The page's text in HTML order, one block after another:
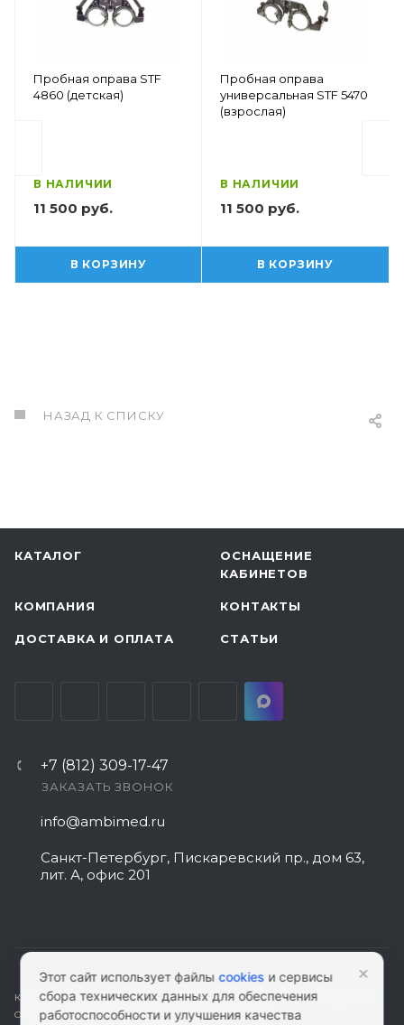
Пробная оправа STF
4860 (детская)
В НАЛИЧИИ
11 500 руб.
В КОРЗИНУ
Пробная оправа
универсальная STF 5470
(взрослая)
В НАЛИЧИИ
11 500 руб.
В КОРЗИНУ
НАЗАД К СПИСКУ
КАТАЛОГ
ОСНАЩЕНИЕ
КАБИНЕТОВ
КОМПАНИЯ КОНТАКТЫ
ДОСТАВКА И ОПЛАТА СТАТЬИ
+7 (812) 309-17-47
ЗАКАЗАТЬ ЗВОНОК
info@ambimed.ru
Санкт-Петербург, Пискаревский пр., дом 63,
лит. А, офис 201
КАРТА САЙТА|ПОЛИТИКА КОНФИДЕНЦИАЛЬНОСТИ|СОГЛАСИЕ НА
ОБРАБОТКУ ПЕРСОНАЛЬНЫХ ДАННЫХ
Этот сайт использует файлыcookies и сервисы
сбора технических данных для обеспечения
работоспособности и улучшения качества
×